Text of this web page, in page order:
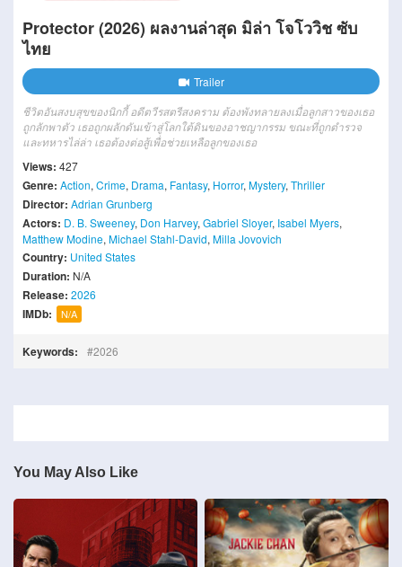
Protector (2026) ผลงานล่าสุด มิล่า โจโววิช ซับ
ไทย
Trailer
ชีวิตอันสงบสุขของนิกกี้ อดีตวีรสตรีสงคราม ต้องพังทลายลงเมื่อลูกสาวของเธอ
ถูกลักพาตัว เธอถูกผลักดันเข้าสู่โลกใต้ดินของอาชญากรรม ขณะที่ถูกตำรวจ
และทหารไล่ล่า เธอต้องต่อสู้เพื่อช่วยเหลือลูกของเธอ
Views: 427
Genre: Action, Crime, Drama, Fantasy, Horror, Mystery, Thriller
Director: Adrian Grunberg
Actors: D. B. Sweeney, Don Harvey, Gabriel Sloyer, Isabel Myers,
Matthew Modine, Michael Stahl-David, Milla Jovovich
Country: United States
Duration: N/A
Release: 2026
IMDb: N/A
Keywords: 2026
You May Also Like